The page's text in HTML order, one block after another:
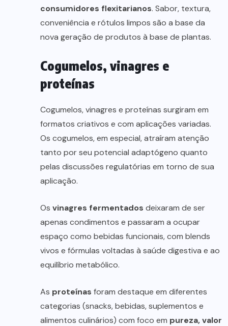
consumidores flexitarianos. Sabor, textura,
conveniência e rótulos limpos são a base da
nova geração de produtos à base de plantas.
Cogumelos, vinagres e
proteínas
Cogumelos, vinagres e proteínas surgiram em
formatos criativos e com aplicações variadas.
Os cogumelos, em especial, atraíram atenção
tanto por seu potencial adaptógeno quanto
pelas discussões regulatórias em torno de sua
aplicação.
Os vinagres fermentados deixaram de ser
apenas condimentos e passaram a ocupar
espaço como bebidas funcionais, com blends
vivos e fórmulas voltadas à saúde digestiva e ao
equilíbrio metabólico.
As proteínas foram destaque em diferentes
categorias (snacks, bebidas, suplementos e
alimentos culinários) com foco em pureza, valor